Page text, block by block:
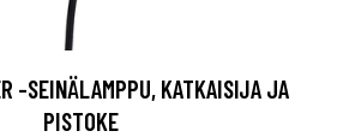
-SEINÄLAMPPU, KATKAISIJA JA
PISTOKE